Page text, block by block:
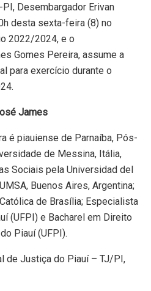
Desembargador Erivan
desta sexta-feira (8) no
2022/2024, e o
Gomes Pereira, assume a
para exercício durante o
James
é piauiense de Parnaíba, Pós-
de Messina, Itália,
Sociais pela Universidad del
Buenos Aires, Argentina;
de Brasília; Especialista
(UFPI) e Bacharel em Direito
Piauí (UFPI).
de Justiça do Piauí – TJ/PI,